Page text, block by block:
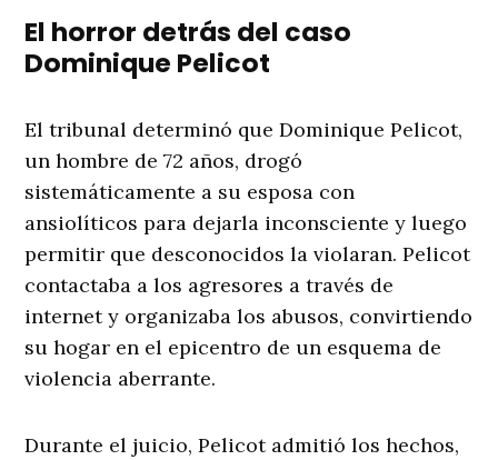
El horror detrás del caso
Dominique Pelicot
El tribunal determinó que Dominique Pelicot,
un hombre de 72 años, drogó
sistemáticamente a su esposa con
ansiolíticos para dejarla inconsciente y luego
permitir que desconocidos la violaran. Pelicot
contactaba a los agresores a través de
internet y organizaba los abusos, convirtiendo
su hogar en el epicentro de un esquema de
violencia aberrante.
Durante el juicio, Pelicot admitió los hechos,